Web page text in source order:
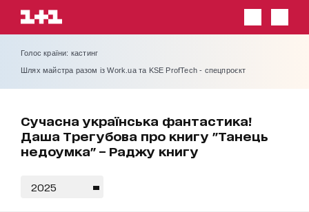
Голос країни: кастинг
Шлях майстра разом із Work.ua та KSE ProfTech - спецпроєкт
Сучасна українська фантастика!
Даша Трегубова про книгу "Танець
недоумка" – Раджу книгу
2025